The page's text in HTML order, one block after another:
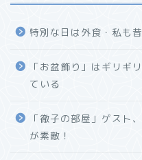
特別な日は外食・私も
「お盆飾り」はギリギ
ている
「徹子の部屋」ゲスト
が素敵！